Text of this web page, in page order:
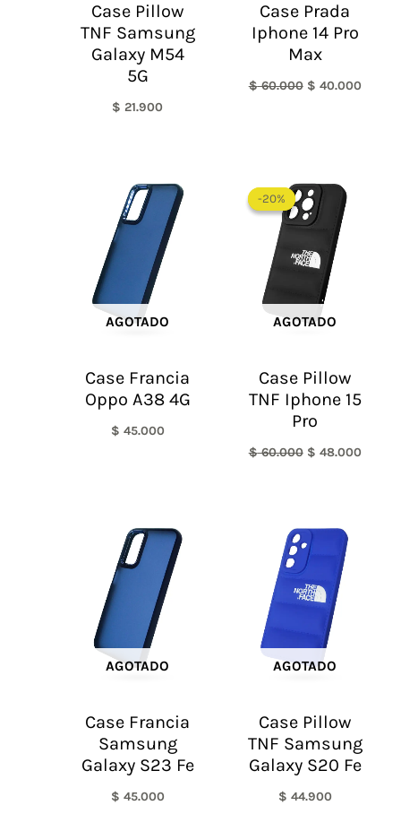
Case Pillow
TNF Samsung
Galaxy M54
5G
$ 21.900
Case Prada
Iphone 14 Pro
Max
$60.000 $ 40.000
AGOTADO
Case Francia
Oppo A38 4G
$ 45.000
-20%
AGOTADO
-20%
Case Pillow
TNF Iphone 15
Pro
$60.000
precio
original
era:
$ 60.000.
$ 48.000
AGOTADO
Case Francia
Samsung
Galaxy S23 Fe
$ 45.000
AGOTADO
Case Pillow
TNF Samsung
Galaxy S20 Fe
$ 44.900